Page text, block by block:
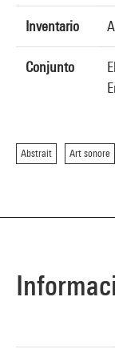
Inventario
Conjunto
Abstrait Art sonore